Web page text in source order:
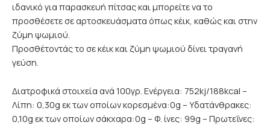
ιδανικό για παρασκευή πίτσας και μπορείτε να το
προσθέσετε σε αρτοσκευάσματα όπως κέικ, καθώς και στην
ζύμη ψωμιού.
Προσθέτοντάς το σε κέικ και ζύμη ψωμιού δίνει τραγανή
γεύση.
Διατροφικά στοιχεία ανά 100γρ. Ενέργεια: 752kj/188kcal –
Λίπη: 0,30g εκ των οποίων κορεσμένα:0g – Υδατάνθρακες:
0,10g εκ των οποίων σάκχαρα:0g – Φ. ίνες: 99g – Πρωτεΐνες: